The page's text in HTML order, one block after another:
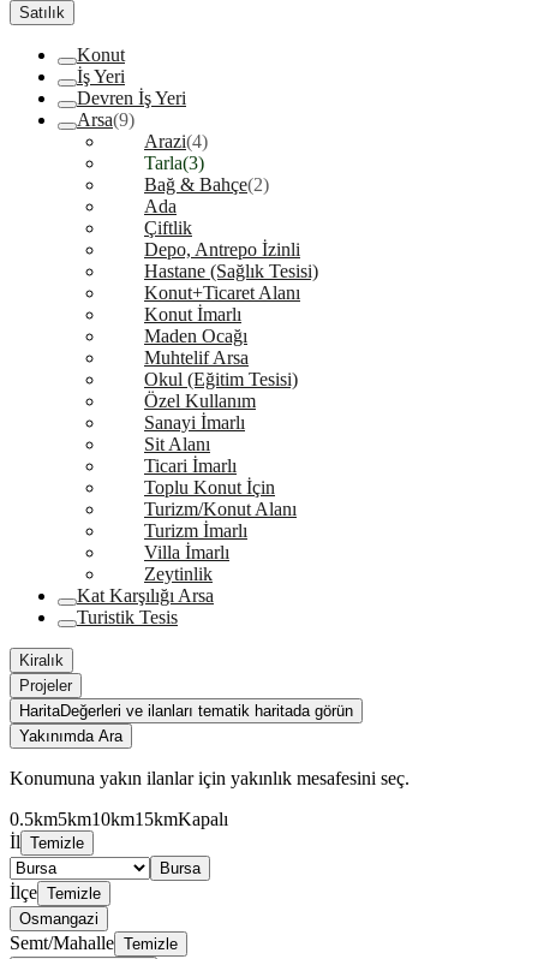
Satılık
Konut
İş Yeri
Devren İş Yeri
Arsa(9)
Arazi(4)
Tarla(3)
Bağ & Bahçe(2)
Ada
Çiftlik
Depo, Antrepo İzinli
Hastane (Sağlık Tesisi)
Konut+Ticaret Alanı
Konut İmarlı
Maden Ocağı
Muhtelif Arsa
Okul (Eğitim Tesisi)
Özel Kullanım
Sanayi İmarlı
Sit Alanı
Ticari İmarlı
Toplu Konut İçin
Turizm/Konut Alanı
Turizm İmarlı
Villa İmarlı
Zeytinlik
Kat Karşılığı Arsa
Turistik Tesis
Kiralık
Projeler
HaritaDeğerleri ve ilanları tematik haritada görün
Yakınımda Ara
Konumuna yakın ilanlar için yakınlık mesafesini seç.
0.5km5km10km15kmKapalı
İl Temizle
Bursa
İlçe Temizle
Osmangazi
Semt/Mahalle Temizle